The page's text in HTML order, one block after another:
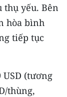
thụ yếu. Bên
hòa bình
tiếp tục
USD (tương
thùng,